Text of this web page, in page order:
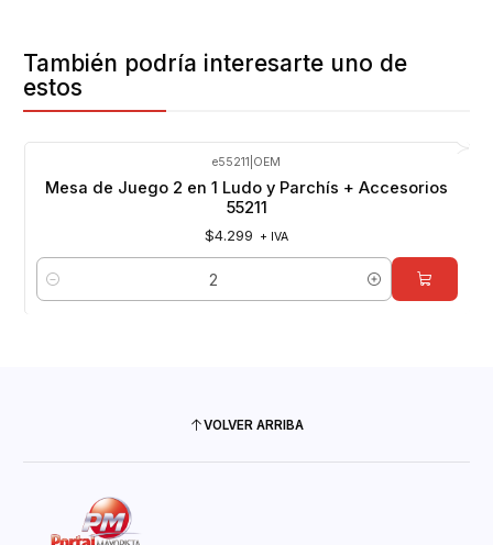
También podría interesarte uno de
estos
e55211 OEM
Mesa de Juego 2 en 1 Ludo y Parchís + Accesorios
55211
$4.299 + IVA
Cantidad
VOLVER ARRIBA